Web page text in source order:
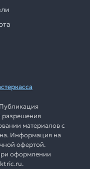
разрешения
материалов с
Информация на
офертой.
оформлении